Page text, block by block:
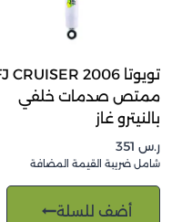
ممتص صدمات خلفي
بالنيترو غاز
ر.س
شامل ضريبة القيمة المضافة
أضف للسلة